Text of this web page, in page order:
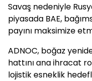
Savaş nedeniyle
piyasada BAE,
payını maksimize
ADNOC, boğaz
hattını ana ihracat
lojistik esneklik